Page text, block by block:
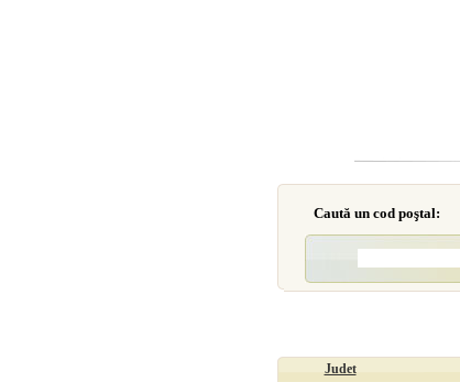
Caută un cod poştal:
Judet